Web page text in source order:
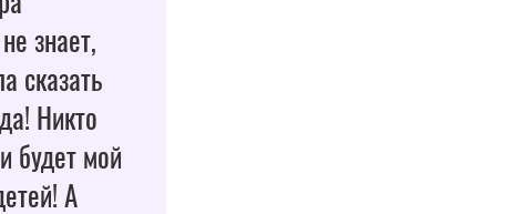
знает,
сказать
Никто
будет мой
А